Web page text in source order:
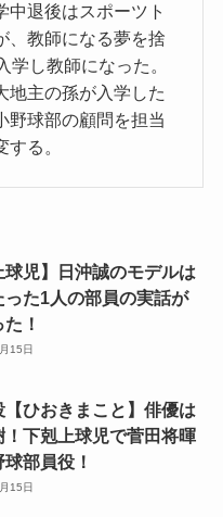
中退後はスポーツト
、教師になる夢を捨
し教師になった。
地主の孫が入学した
野球部の顧問を担当
る。
球児】日沖誠のモデルは
った1人の部員の実話が
！
15日
【ひおきまこと】俳優は
！下剋上球児で菅田将暉
部員役！
15日